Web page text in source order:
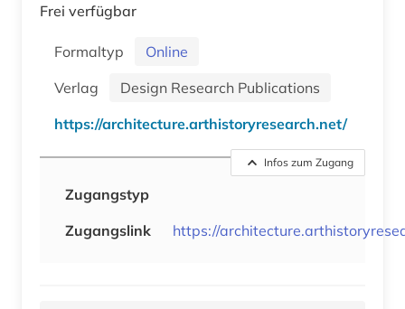
Frei verfügbar
Formaltyp
Online
Verlag
Design Research Publications
https://architecture.arthistoryresearch.net/
Infos zum Zugang
Zugangstyp
Zugangslink
https://